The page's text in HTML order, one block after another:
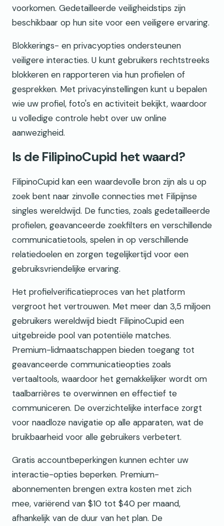
voorkomen. Gedetailleerde veiligheidstips zijn
beschikbaar op hun site voor een veiligere ervaring.
Blokkerings- en privacyopties ondersteunen
veiligere interacties. U kunt gebruikers rechtstreeks
blokkeren en rapporteren via hun profielen of
gesprekken. Met privacyinstellingen kunt u bepalen
wie uw profiel, foto's en activiteit bekijkt, waardoor
u volledige controle hebt over uw online
aanwezigheid.
Is de FilipinoCupid het waard?
FilipinoCupid kan een waardevolle bron zijn als u op
zoek bent naar zinvolle connecties met Filipijnse
singles wereldwijd. De functies, zoals gedetailleerde
profielen, geavanceerde zoekfilters en verschillende
communicatietools, spelen in op verschillende
relatiedoelen en zorgen tegelijkertijd voor een
gebruiksvriendelijke ervaring.
Het profielverificatieproces van het platform
vergroot het vertrouwen. Met meer dan 3,5 miljoen
gebruikers wereldwijd biedt FilipinoCupid een
uitgebreide pool van potentiële matches.
Premium-lidmaatschappen bieden toegang tot
geavanceerde communicatieopties zoals
vertaaltools, waardoor het gemakkelijker wordt om
taalbarrières te overwinnen en effectief te
communiceren. De overzichtelijke interface zorgt
voor naadloze navigatie op alle apparaten, wat de
bruikbaarheid voor alle gebruikers verbetert.
Gratis accountbeperkingen kunnen echter uw
interactie-opties beperken. Premium-
abonnementen brengen extra kosten met zich
mee, variërend van $10 tot $40 per maand,
afhankelijk van de duur van het plan. De